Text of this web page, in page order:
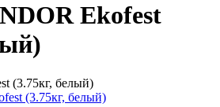
Ekofest
(3.75кг, белый)